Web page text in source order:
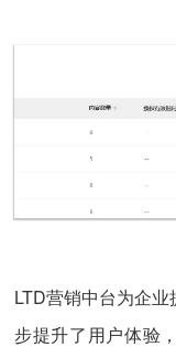
LTD营销中台为企
步提升了用户体验